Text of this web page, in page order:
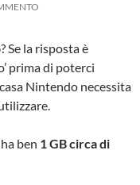
? Se la risposta è
prima di poterci
Nintendo necessita
ben 1 GB circa di